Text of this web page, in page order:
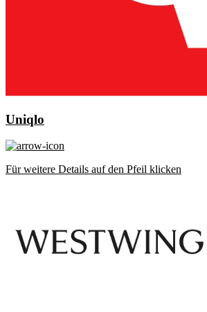
Uniqlo
Für weitere Details auf den Pfeil klicken